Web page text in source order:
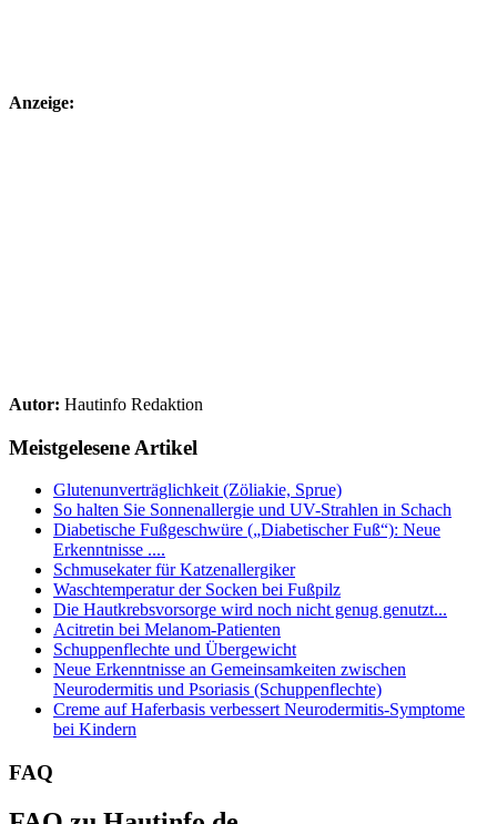
Anzeige:
Autor: Hautinfo Redaktion
Meistgelesene Artikel
Glutenunverträglichkeit (Zöliakie, Sprue)
So halten Sie Sonnenallergie und UV-Strahlen in Schach
Diabetische Fußgeschwüre („Diabetischer Fuß“): Neue
Erkenntnisse ....
Schmusekater für Katzenallergiker
Waschtemperatur der Socken bei Fußpilz
Die Hautkrebsvorsorge wird noch nicht genug genutzt...
Acitretin bei Melanom-Patienten
Schuppenflechte und Übergewicht
Neue Erkenntnisse an Gemeinsamkeiten zwischen
Neurodermitis und Psoriasis (Schuppenflechte)
Creme auf Haferbasis verbessert Neurodermitis-Symptome
bei Kindern
FAQ